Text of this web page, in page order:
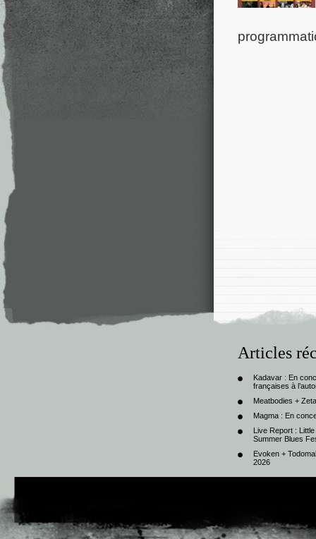
Articles
Kadavar : En
françaises à
Meatbodies +
Magma : En
Live Report :
Summer Blues
Evoken +
2026